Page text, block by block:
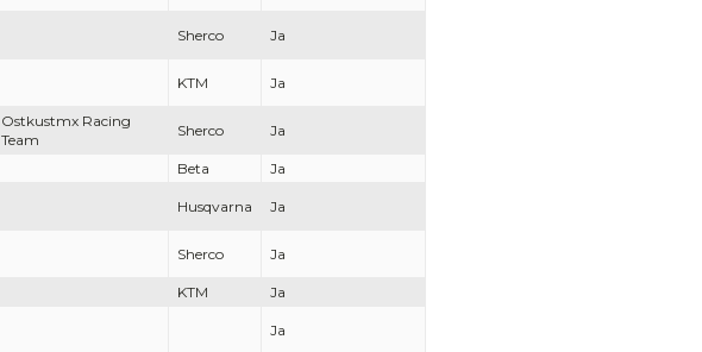
Sherco Ja
KTM Ja
Ostkustmx Racing
Team
Sherco Ja
Beta Ja
Husqvarna Ja
Sherco Ja
KTM Ja
Ja